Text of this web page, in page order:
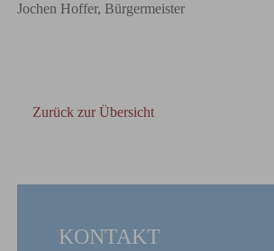
Jochen Hoffer, Bürgermeister
Zurück zur Übersicht
KONTAKT